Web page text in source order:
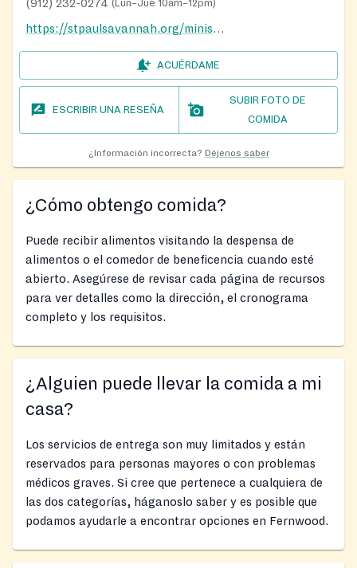
(912) 232-0274 (Lun–Jue 10am–12pm)
https://stpaulsavannah.org/ministries-outreach/
ACUÉRDAME
ESCRIBIR UNA RESEÑA
SUBIR FOTO DE
COMIDA
¿Información incorrecta? Déjenos saber
¿Cómo obtengo comida?
Puede recibir alimentos visitando la despensa de
alimentos o el comedor de beneficencia cuando esté
abierto. Asegúrese de revisar cada página de recursos
para ver detalles como la dirección, el cronograma
completo y los requisitos.
¿Alguien puede llevar la comida a mi
casa?
Los servicios de entrega son muy limitados y están
reservados para personas mayores o con problemas
médicos graves. Si cree que pertenece a cualquiera de
las dos categorías, háganoslo saber y es posible que
podamos ayudarle a encontrar opciones en Fernwood.